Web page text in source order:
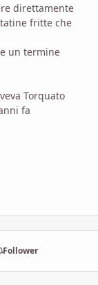
direttamente
fritte che
un termine
Torquato
fa
Follower